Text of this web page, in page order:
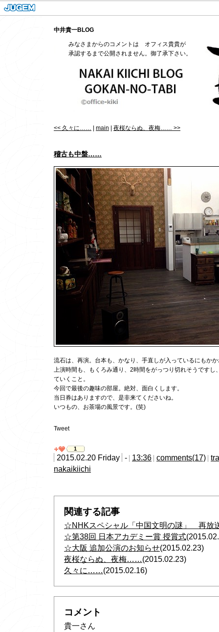
中井貴一BLOG
みなさまからのコメントは オフィス貴貴が
承認するまで公開されません。御了承下さい。
<< 久々に…… main 夜桜ならぬ、夜梅…… >>
稽古も中盤……
流石は、再演。台本も、かなり、手直しが入っているにもか
上演時間も、もくろみ通り、2時間をがっつり切れそうですし
ていくこと。
今回で最後の趣味の部屋。絶対、面白くします。
当日券はありますので、是非来てくださいね。
いつもの、お茶場の風景です。(笑)
Tweet
1
2015.02.20 Friday - 13:36 comments(17)
nakaikiichi
関連する記事
☆NHKスペシャル「中国文明の謎」 再放
☆第38回 日本アカデミー賞 授賞式
☆大阪 追加公演のお知らせ(2015.02.23)
夜桜ならぬ、夜梅……(2015.02.23)
久々に……(2015.02.16)
コメント
貴一さん